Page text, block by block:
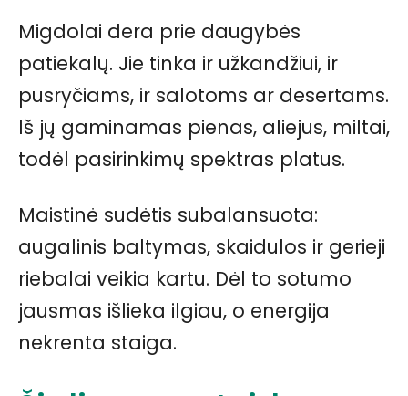
Migdolai dera prie daugybės
patiekalų. Jie tinka ir užkandžiui, ir
pusryčiams, ir salotoms ar desertams.
Iš jų gaminamas pienas, aliejus, miltai,
todėl pasirinkimų spektras platus.
Maistinė sudėtis subalansuota:
augalinis baltymas, skaidulos ir gerieji
riebalai veikia kartu. Dėl to sotumo
jausmas išlieka ilgiau, o energija
nekrenta staiga.